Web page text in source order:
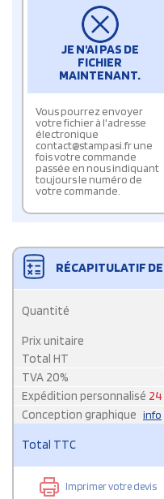
JE N'AI PAS DE
FICHIER
MAINTENANT.
Vous pourrez envoyer
votre fichier à l'adresse
électronique
contact@stampasi.fr une
fois votre commande
passée en nous indiquant
toujours le numéro de
votre commande.
RÉCAPITULATIF
Quantité
Prix unitaire
Total HT
TVA 20%
Expédition personnalisé
Conception graphique info
Total TTC
Imprimer votre devis